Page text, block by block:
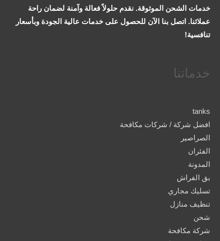
خدمات الشحن الموثوقة. نقدم حلولاً فعالة وآمنة لضمان راحة
عملائنا. اتصل بنا الآن للحصول على خدمات عالية الجودة وبأسعار
تنافسية!
خدماتنا
tanks
افضل شركة / شركات مكافحة
الصراصير
الفئران
المدونة
بق الفراش
تسليك مجاري
تنظيف منازل
شحن
شركة مكافحة